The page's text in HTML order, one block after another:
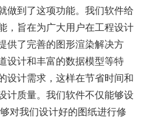
做到了这项功能。我们软件给
，旨在为广大用户在工程设计
供了完善的图形渲染解决方
设计和丰富的数据模型等特
设计需求，这样在节省时间和
计质量。我们软件不仅能够设
对我们设计好的图纸进行修